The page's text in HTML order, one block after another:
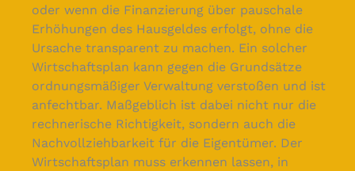
oder wenn die Finanzierung über pauschale
Erhöhungen des Hausgeldes erfolgt, ohne die
Ursache transparent zu machen. Ein solcher
Wirtschaftsplan kann gegen die Grundsätze
ordnungsmäßiger Verwaltung verstoßen und ist
anfechtbar. Maßgeblich ist dabei nicht nur die
rechnerische Richtigkeit, sondern auch die
Nachvollziehbarkeit für die Eigentümer. Der
Wirtschaftsplan muss erkennen lassen, in